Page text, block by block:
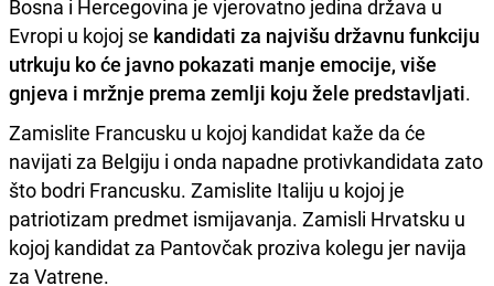
Bosna i Hercegovina je vjerovatno jedina država u
Evropi u kojoj se kandidati za najvišu državnu funkciju
utrkuju ko će javno pokazati manje emocije, više
gnjeva i mržnje prema zemlji koju žele predstavljati.
Zamislite Francusku u kojoj kandidat kaže da će
navijati za Belgiju i onda napadne protivkandidata zato
što bodri Francusku. Zamislite Italiju u kojoj je
patriotizam predmet ismijavanja. Zamisli Hrvatsku u
kojoj kandidat za Pantovčak proziva kolegu jer navija
za Vatrene.